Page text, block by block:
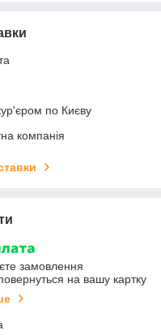
по Києву
компанія
замовлення
на вашу картку